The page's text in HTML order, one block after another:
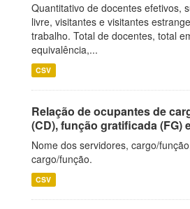
Quantitativo de docentes efetivos,
livre, visitantes e visitantes
trabalho. Total de docentes, total
equivalência,...
CSV
Relação de ocupantes de
(CD), função gratificada (FG)
Nome dos servidores, cargo/
cargo/função.
CSV